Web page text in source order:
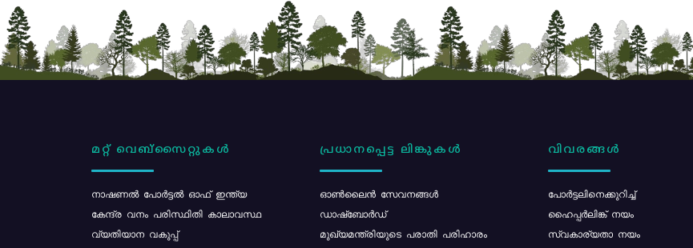
മറ്റ് വെബ്സൈറ്റുകൾ
നാഷണൽ പോർട്ടൽ ഓഫ് ഇന്ത്യ
കേന്ദ്ര വനം പരിസ്ഥിതി കാലാവസ്ഥ
വ്യതിയാന വകുപ്പ്
പ്രധാനപ്പെട്ട ലിങ്കുകൾ
ഓൺലൈൻ സേവനങ്ങൾ
ഡാഷ്ബോർഡ്
മുഖ്യമന്ത്രിയുടെ പരാതി പരിഹാരം
വിവരങ്ങൾ
പോര്‍ട്ടലിനെക്കുറിച്ച്
ഹൈപ്പർലിങ്ക് നയം
സ്വകാര്യതാ നയം